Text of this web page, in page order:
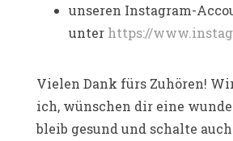
unseren Instagram-
unter https://
Vielen Dank fürs Zuhören!
ich, wünschen dir eine
bleib gesund und schalte